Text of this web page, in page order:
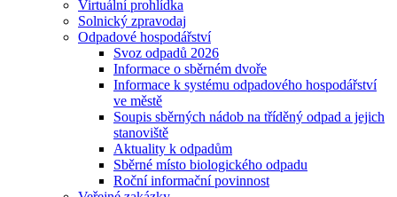
Virtuální prohlídka
Solnický zpravodaj
Odpadové hospodářství
Svoz odpadů 2026
Informace o sběrném dvoře
Informace k systému odpadového hospodářství
ve městě
Soupis sběrných nádob na tříděný odpad a jejich
stanoviště
Aktuality k odpadům
Sběrné místo biologického odpadu
Roční informační povinnost